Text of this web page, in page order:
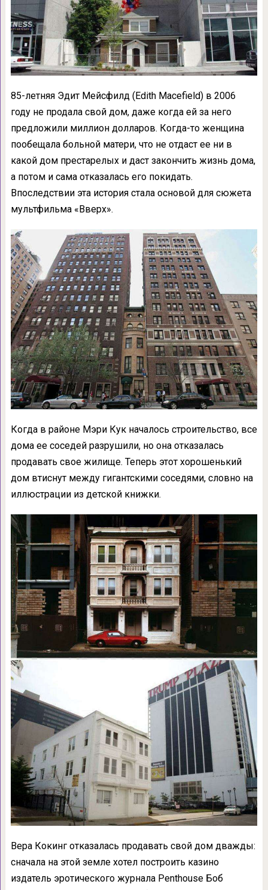
85-летняя Эдит Мейсфилд (Edith Macefield) в 2006
году не продала свой дом, даже когда ей за него
предложили миллион долларов. Когда-то женщина
пообещала больной матери, что не отдаст ее ни в
какой дом престарелых и даст закончить жизнь дома,
а потом и сама отказалась его покидать.
Впоследствии эта история стала основой для сюжета
мультфильма «Вверх».
Когда в районе Мэри Кук началось строительство, все
дома ее соседей разрушили, но она отказалась
продавать свое жилище. Теперь этот хорошенький
дом втиснут между гигантскими соседями, словно на
иллюстрации из детской книжки.
Вера Кокинг отказалась продавать свой дом дважды:
сначала на этой земле хотел построить казино
издатель эротического журнала Penthouse Боб